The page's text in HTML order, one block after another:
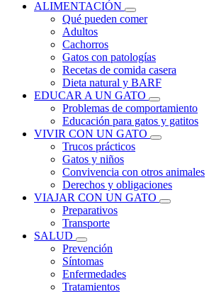
ALIMENTACIÓN
Qué pueden comer
Adultos
Cachorros
Gatos con patologías
Recetas de comida casera
Dieta natural y BARF
EDUCAR A UN GATO
Problemas de comportamiento
Educación para gatos y gatitos
VIVIR CON UN GATO
Trucos prácticos
Gatos y niños
Convivencia con otros animales
Derechos y obligaciones
VIAJAR CON UN GATO
Preparativos
Transporte
SALUD
Prevención
Síntomas
Enfermedades
Tratamientos